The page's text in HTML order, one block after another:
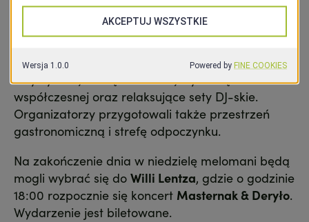
Równolegle wTeatrze Letnim im. Heleny
odbędzie się COME WITH US
urodzinową, pokaz mody szczecinian, zajęcia
artystyczne, strefę dla dzieci, wystawę sztuki
współczesnej oraz relaksujące sety DJ-skie.
Organizatorzy przygotowali także przestrzeń
gastronomiczną i strefę odpoczynku.
Na zakończenie dnia w niedzielę melomani będą
mogli wybrać się do Willi Lentza, gdzie o godzinie
18:00 rozpocznie się koncert Masternak & Deryło.
Wydarzenie jest biletowane.